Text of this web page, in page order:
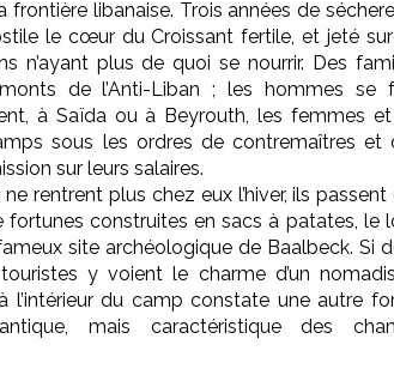
frontière libanaise. Trois années de
le cœur du Croissant fertile, et jeté
n’ayant plus de quoi se nourrir. Des
de l’Anti-Liban ; les hommes se
à Saïda ou à Beyrouth, les femmes
sous les ordres de contremaîtres et
sur leurs salaires.
rentrent plus chez eux l’hiver, ils passent
fortunes construites en sacs à patates, le
site archéologique de Baalbeck. Si
y voient le charme d’un
l’intérieur du camp constate une autre
mais caractéristique des